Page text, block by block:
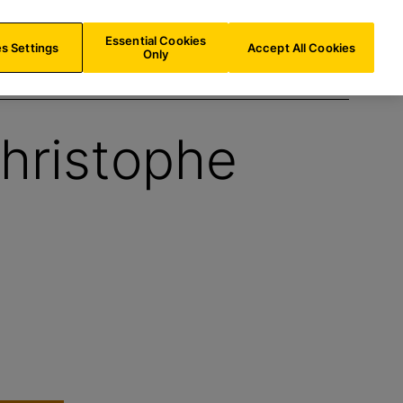
NL/NL
Settings
Essential Cookies
Only
Accept All Cookies